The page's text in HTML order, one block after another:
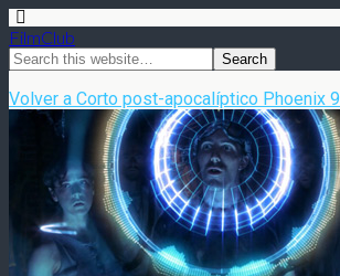
FilmClub
Volver a Corto post-apocalíptico Phoenix 9